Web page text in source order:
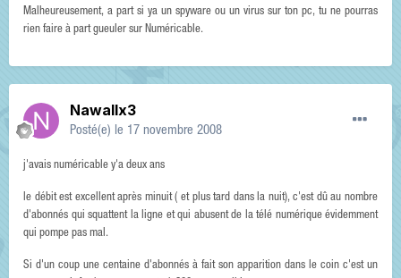
Malheureusement, a part si ya un spyware ou un virus sur ton pc, tu ne pourras
rien faire à part gueuler sur Numéricable.
Nawallx3
Posté(e) le 17 novembre 2008
j'avais numéricable y'a deux ans
le débit est excellent après minuit ( et plus tard dans la nuit), c'est dû au nombre
d'abonnés qui squattent la ligne et qui abusent de la télé numérique évidemment
qui pompe pas mal.
Si d'un coup une centaine d'abonnés à fait son apparition dans le coin c'est un